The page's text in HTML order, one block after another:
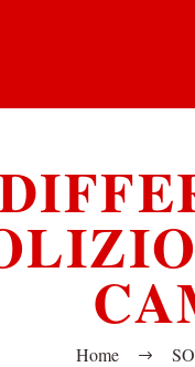
Home